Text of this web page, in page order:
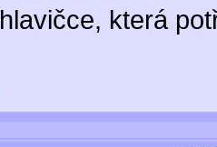
která